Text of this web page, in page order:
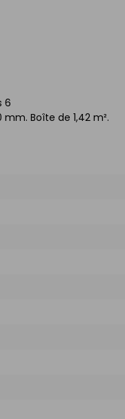
6
Boîte de 1,42 m².